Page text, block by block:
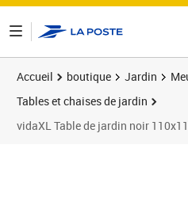
Accueil boutique Jardin
Tables et chaises de jardin
vidaXL Table de jardin noir